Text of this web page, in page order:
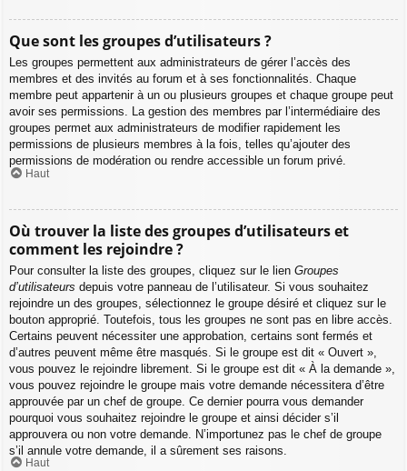
Que sont les groupes d’utilisateurs ?
Les groupes permettent aux administrateurs de gérer l’accès des
membres et des invités au forum et à ses fonctionnalités. Chaque
membre peut appartenir à un ou plusieurs groupes et chaque groupe peut
avoir ses permissions. La gestion des membres par l’intermédiaire des
groupes permet aux administrateurs de modifier rapidement les
permissions de plusieurs membres à la fois, telles qu’ajouter des
permissions de modération ou rendre accessible un forum privé.
Haut
Où trouver la liste des groupes d’utilisateurs et
comment les rejoindre ?
Pour consulter la liste des groupes, cliquez sur le lien Groupes
d’utilisateurs depuis votre panneau de l’utilisateur. Si vous souhaitez
rejoindre un des groupes, sélectionnez le groupe désiré et cliquez sur le
bouton approprié. Toutefois, tous les groupes ne sont pas en libre accès.
Certains peuvent nécessiter une approbation, certains sont fermés et
d’autres peuvent même être masqués. Si le groupe est dit « Ouvert »,
vous pouvez le rejoindre librement. Si le groupe est dit « À la demande »,
vous pouvez rejoindre le groupe mais votre demande nécessitera d’être
approuvée par un chef de groupe. Ce dernier pourra vous demander
pourquoi vous souhaitez rejoindre le groupe et ainsi décider s’il
approuvera ou non votre demande. N’importunez pas le chef de groupe
s’il annule votre demande, il a sûrement ses raisons.
Haut